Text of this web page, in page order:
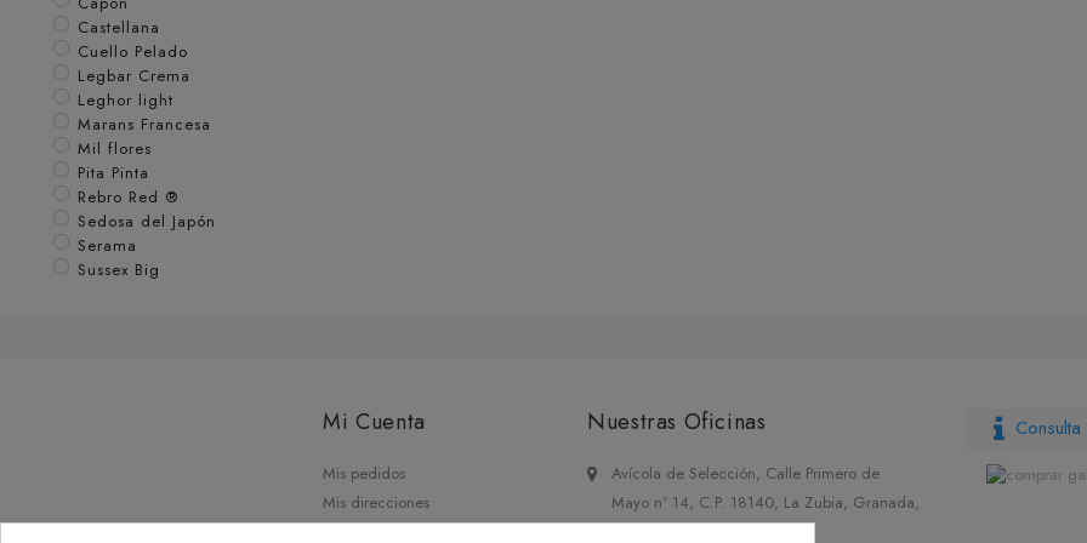
Castellana
Cuello Pelado
Legbar Crema
Leghor light
Marans Francesa
Mil flores
Pita Pinta
Rebro Red ®
Sedosa del Japón
Serama
Sussex Big
Mi Cuenta
Mis pedidos
Mis direcciones
Mis datos personales
Nuestras Oficinas
Avícola de Selección, Calle Primero de
Mayo nº 14, C.P. 18140, La Zubia, Granada,
España.